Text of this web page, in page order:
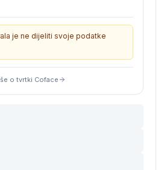
je ne dijeliti svoje podatke
o tvrtki Coface